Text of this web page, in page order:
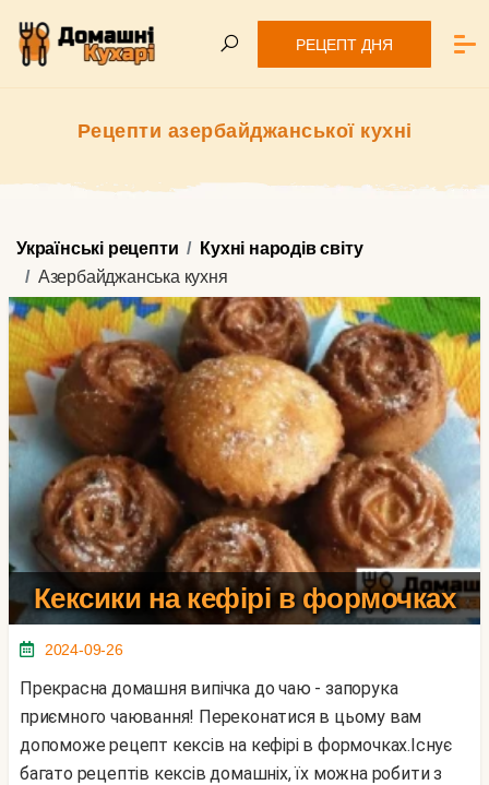
РЕЦЕПТ ДНЯ
Рецепти азербайджанської кухні
Українські рецепти
Кухні народів світу
Азербайджанська кухня
Кексики на кефірі в формочках
2024-09-26
Прекрасна домашня випічка до чаю - запорука
приємного чаювання! Переконатися в цьому вам
допоможе рецепт кексів на кефірі в формочках.Існує
багато рецептів кексів домашніх, їх можна робити з